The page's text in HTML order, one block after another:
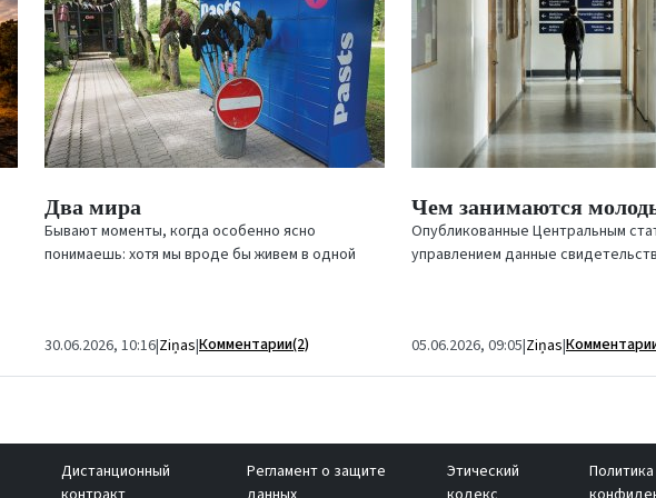
Два мира
Бывают моменты, когда особенно ясно
понимаешь: хотя мы вроде бы живем в одной
30.06.2026, 10:16|Ziņas|Комментарии(2)
Чем занимаются
Опубликованные Центральным
управлением данные
05.06.2026, 09:05|Ziņas|
Дистанционный
Регламент о защите
Этический
Политика